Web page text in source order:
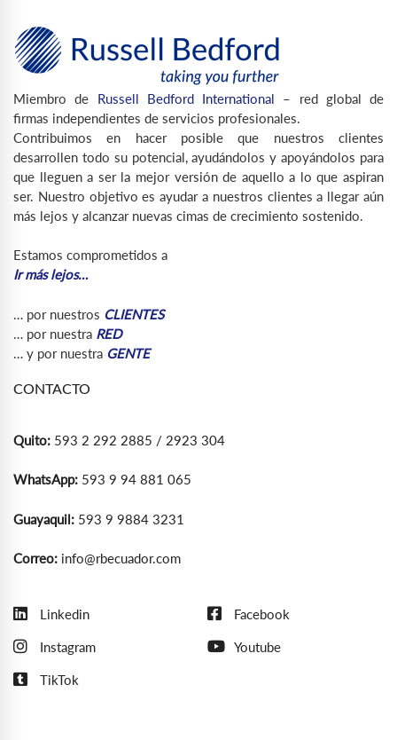
Miembro de Russell Bedford International – red global de
firmas independientes de servicios profesionales.
Contribuimos en hacer posible que nuestros clientes
desarrollen todo su potencial, ayudándolos y apoyándolos para
que lleguen a ser la mejor versión de aquello a lo que aspiran
ser. Nuestro objetivo es ayudar a nuestros clientes a llegar aún
más lejos y alcanzar nuevas cimas de crecimiento sostenido.
Estamos comprometidos a
Ir más lejos…
… por nuestros CLIENTES
… por nuestra RED
… y por nuestra GENTE
CONTACTO
Quito: 593 2 292 2885 / 2923 304
WhatsApp: 593 9 94 881 065
Guayaquil: 593 9 9884 3231
Correo: info@rbecuador.com
Linkedin Facebook
Instagram Youtube
TikTok